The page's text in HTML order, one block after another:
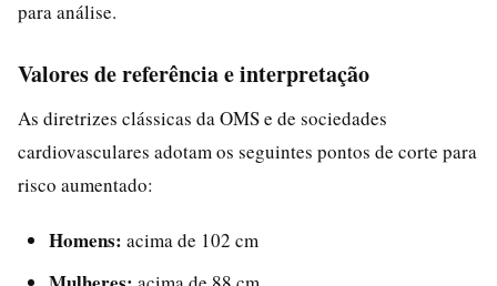
para análise.
Valores de referência e interpretação
As diretrizes clássicas da OMS e de sociedades
cardiovasculares adotam os seguintes pontos de corte para
risco aumentado:
Homens: acima de 102 cm